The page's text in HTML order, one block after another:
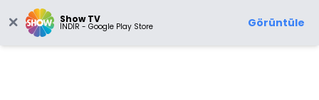
Show TV
İNDİR - Google Play Store Görüntüle